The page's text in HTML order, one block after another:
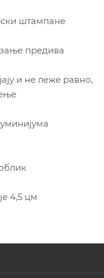
штампане
предива
и не леже равно,
4,5 цм